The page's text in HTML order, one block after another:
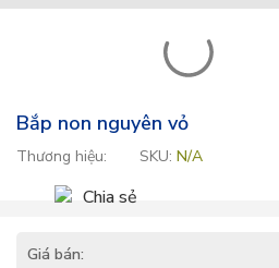
Bắp non nguyên vỏ
Thương hiệu: SKU: N/A
Chia sẻ
Giá bán: